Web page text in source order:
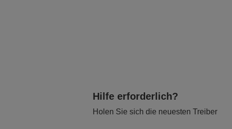
Hilfe erforderlich?
Holen Sie sich die neuesten Treiber